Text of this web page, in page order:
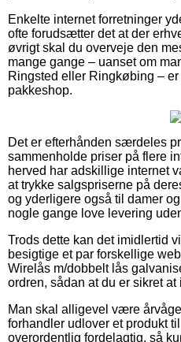
Enkelte internet forretninger
ofte forudsætter det at der
øvrigt skal du overveje den
mange gange – uanset om
Ringsted eller Ringkøbing –
pakkeshop.
Det er efterhånden særdeles
sammenholde priser på flere
herved har adskillige internet
at trykke salgspriserne på
og yderligere også til damer
nogle gange love levering
Trods dette kan det imidlertid
besigtige et par forskellige
Wirelås m/dobbelt lås
ordren, sådan at du er sikret
Man skal alligevel være
forhandler udlover et produkt
overordentlig fordelagtig, så